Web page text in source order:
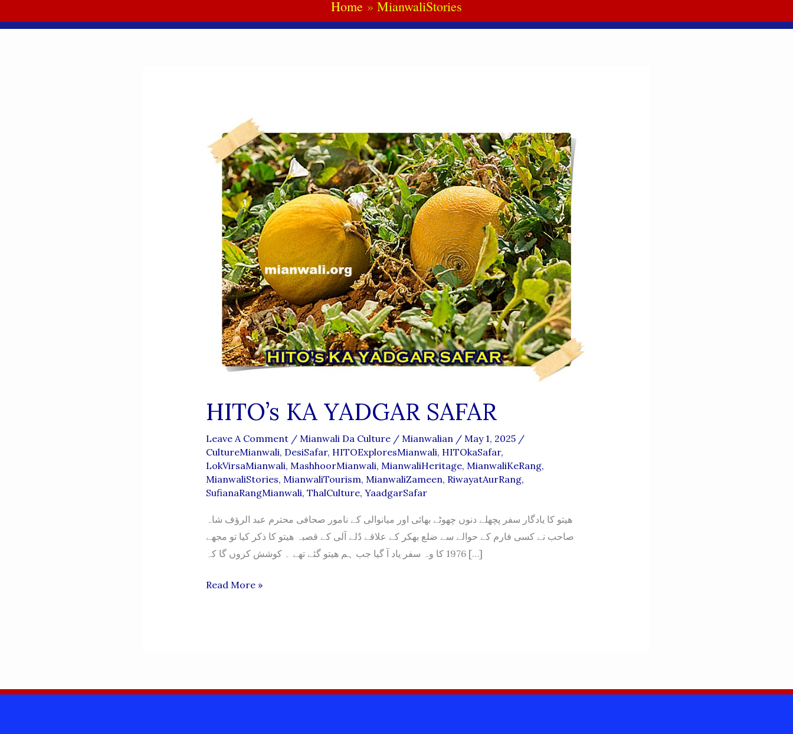
Home MianwaliStories
HITO’s KA YADGAR SAFAR
Leave A Comment / Mianwali Da Culture/ Mianwalian / May 1, 2025 /
CultureMianwali, DesiSafar, HITOExploresMianwali, HITOkaSafar,
LokVirsaMianwali, MashhoorMianwali, MianwaliHeritage, MianwaliKeRang,
MianwaliStories, MianwaliTourism, MianwaliZameen, RiwayatAurRang,
SufianaRangMianwali, ThalCulture, YaadgarSafar
ھیتو کا یادگار سفر پچھلے دنوں چھوٹے بھائی اور میانوالی کے نامور صحافی محترم عبد الرؤف شاہ
صاحب نے کسی فارم کے حوالے سے ضلع بھکر کے علاقے دٌلے آلی کے قصبہ ھیتو کا ذکر کیا تو مجھے
1976 کا وہ سفر یاد آ گیا جب ہم ھیتو گئے تھے ۔ کوشش کروں گا کہ […]
HITO’s
Read More »